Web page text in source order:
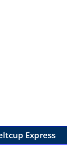
Express